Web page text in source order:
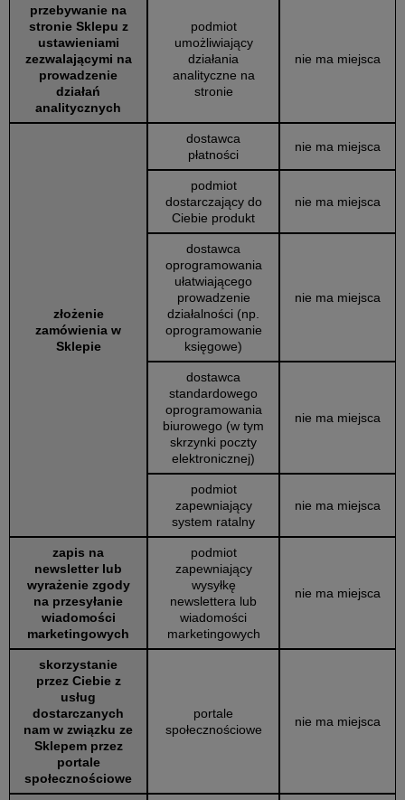
przebywanie na
stronie Sklepu z
ustawieniami
zezwalającymi na
prowadzenie
działań
analitycznych
podmiot
umożliwiający
działania
analityczne na
stronie
nie ma miejsca
złożenie
zamówienia w
Sklepie
dostawca
płatności
nie ma miejsca
podmiot
dostarczający do
Ciebie produkt
nie ma miejsca
dostawca
oprogramowania
ułatwiającego
prowadzenie
działalności (np.
oprogramowanie
księgowe)
nie ma miejsca
dostawca
standardowego
oprogramowania
biurowego (w tym
skrzynki poczty
elektronicznej)
nie ma miejsca
podmiot
zapewniający
system ratalny
nie ma miejsca
zapis na
newsletter lub
wyrażenie zgody
na przesyłanie
wiadomości
marketingowych
podmiot
zapewniający
wysyłkę
newslettera lub
wiadomości
marketingowych
nie ma miejsca
skorzystanie
przez Ciebie z
usług
dostarczanych
nam w związku ze
Sklepem przez
portale
społecznościowe
portale
społecznościowe
nie ma miejsca